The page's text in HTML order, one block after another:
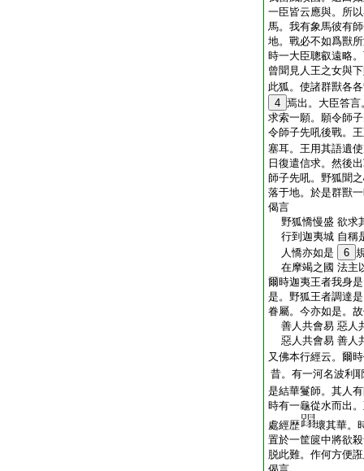
一臣皆云應與。所
馬。我有象馬彼有
地。戰必不如爲獸
時一大臣聰叡遠略
曾聞見人王之女與
此狐。使諸群獸各
4 焉出。大臣答
求索一願。願令師
令師子先吼後戰。
塞耳。王用其語遺
日復遣信求。然後
師子先吼。野狐聞
落于地。於是群獸
偈言
野狐憍慢盛 欲求
行到迦夷城 自稱
人憍亦如是
6
在摩竭之國 法主
爾時迦夷王者我身
是。野狐王者調達
眷屬。今亦如是。
善人共會易 惡人
惡人共會易 善人
又佛本行經云。爾
昔。有一河名波利
是結華鬘師。其人
時有一龜從水而出
處經歴
壞其華。
置於一筐篋中將欲
脱此難。作何方便